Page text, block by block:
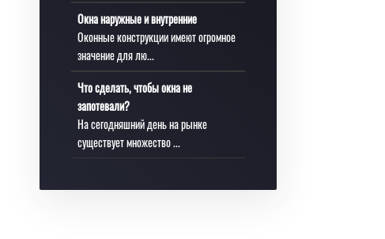
Окна наружные и внутренние
Оконные конструкции имеют огромное
значение для лю...
Что сделать, чтобы окна не
запотевали?
На сегодняшний день на рынке
существует множество ...